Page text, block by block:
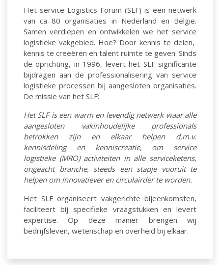
Het service Logistics Forum (SLF) is een netwerk
van ca 80 organisaties in Nederland en België.
Samen verdiepen en ontwikkelen we het service
logistieke vakgebied. Hoe? Door kennis te delen,
kennis te creeëren en talent ruimte te geven. Sinds
de oprichting, in 1996, levert het SLF significante
bijdragen aan de professionalisering van service
logistieke processen bij aangesloten organisaties.
De missie van het SLF:
Het SLF is een warm en levendig netwerk waar alle
aangesloten vakinhoudelijke professionals
betrokken zijn en elkaar helpen d.m.v.
kennisdeling en kenniscreatie, om service
logistieke (MRO) activiteiten in alle serviceketens,
ongeacht branche, steeds een stapje vooruit te
helpen om innovatiever en circulairder te worden.
Het SLF organiseert vakgerichte bijeenkomsten,
faciliteert bij specifieke vraagstukken en levert
expertise. Op deze manier brengen wij
bedrijfsleven, wetenschap en overheid bij elkaar.